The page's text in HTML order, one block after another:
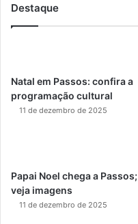
Destaque
Natal em Passos: confira a
programação cultural
11 de dezembro de 2025
Papai Noel chega a Passos;
veja imagens
11 de dezembro de 2025